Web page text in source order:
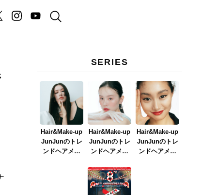
SERIES
Hair&Make-up
JunJunのトレ
ンドヘアメイ
Hair&Make-up
JunJunのトレ
ンドヘアメイ
イク
ver.2023』
Hair&Make-up
JunJunのトレ
ンドヘアメイ